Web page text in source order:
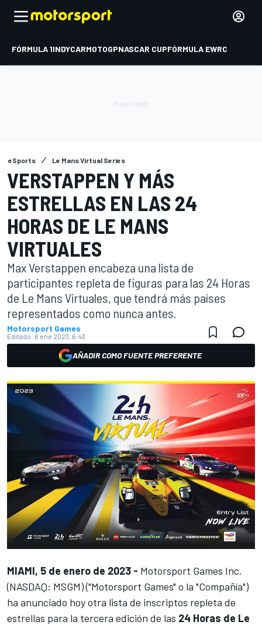
FÓRMULA 1INDYCARMOTOGPNASCAR CUPFÓRMULA EWRC
eSports Le Mans Virtual Series
VERSTAPPEN Y MÁS
ESTRELLAS EN LAS 24
HORAS DE LE MANS
VIRTUALES
Max Verstappen encabeza una lista de
participantes repleta de figuras para las 24 Horas
de Le Mans Virtuales, que tendrá más países
representados como nunca antes.
Motorsport Games
Editado: 6 ene 2023, 6:43
AÑADIR COMO FUENTE PREFERENTE
MIAMI, 5 de enero de 2023 - Motorsport Games Inc.
(NASDAQ: MSGM) ("Motorsport Games" o la "Compañía")
ha anunciado hoy otra lista de inscriptos repleta de
estrellas para la tercera edición de las 24 Horas de Le